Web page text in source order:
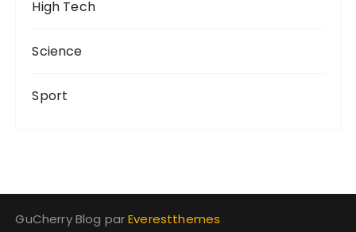
High Tech
Science
Sport
GuCherry Blog parEverestthemes